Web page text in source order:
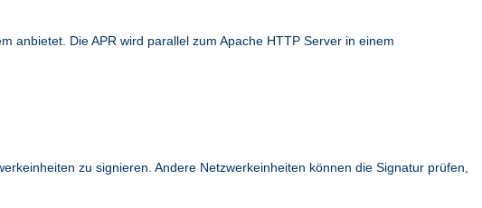
anbietet. Die APR wird parallel zum Apache HTTP Server in einem
zu signieren. Andere Netzwerkeinheiten können die Signatur prüfen,